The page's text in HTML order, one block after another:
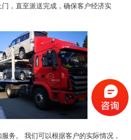
，直至派送完成，确保客户经济实
务。 我们可以根据客户的实际情况，